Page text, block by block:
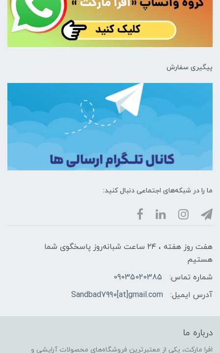
پیگیری سفارش
ما را در شبکه‌های اجتماعی دنبال کنید:
هفت روز هفته ، ۲۴ ساعت شبانه‌روز پاسخگوی شما
هستیم
شماره تماس:
09035020385
آدرس ایمیل:
Sandbad7990[at]gmail.com
درباره ما
افرا مارکت، یکی از معتبرترین فروشگاه‌های محصولات آرایشی و